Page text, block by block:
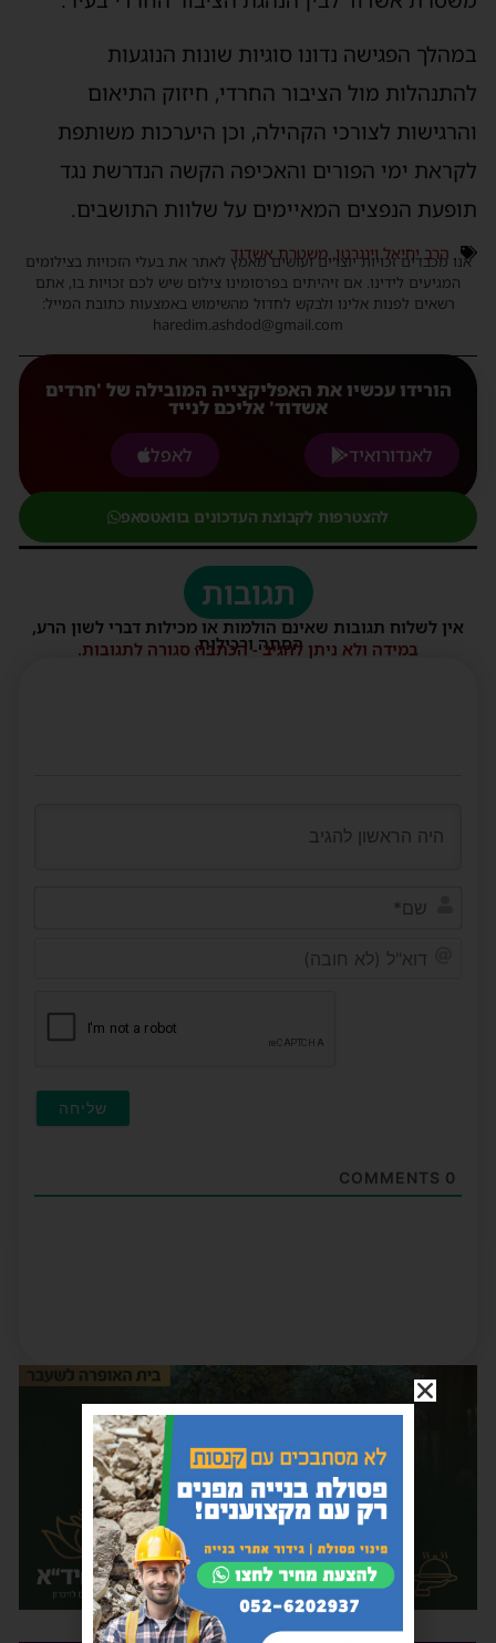
במהלך הפגישה נדונו סוגיות שונות הנוגעות
להתנהלות מול הציבור החרדי, חיזוק התיאום
והרגישות לצורכי הקהילה, וכן היערכות משותפת
לקראת ימי הפורים והאכיפה הקשה הנדרשת נגד
תופעת הנפצים המאיימים על שלוות התושבים.
הרב יחיאל וינגרטן,משטרת אשדוד
אנו מכבדים זכויות יוצרים ועושים מאמץ לאתר את בעלי הזכויות בצילומים
המגיעים לידינו. אם זיהיתים בפרסומינו צילום שיש לכם זכויות בו, אתם
רשאים לפנות אלינו ולבקש לחדול מהשימוש באמצעות כתובת המייל:
haredim.ashdod@gmail.com
הורידו עכשיו את האפליקצייה המובילה של 'חרדים
אשדוד' אליכם לנייד
לאנדורואיד
לאפל
להצטרפות לקבוצת העדכונים בוואטסאפ
תגובות
אין לשלוח תגובות שאינם הולמות או מכילות דברי לשון הרע,
הסתה ורכילות.
במידה ולא ניתן להגיב - הכתבה סגורה לתגובות.
0